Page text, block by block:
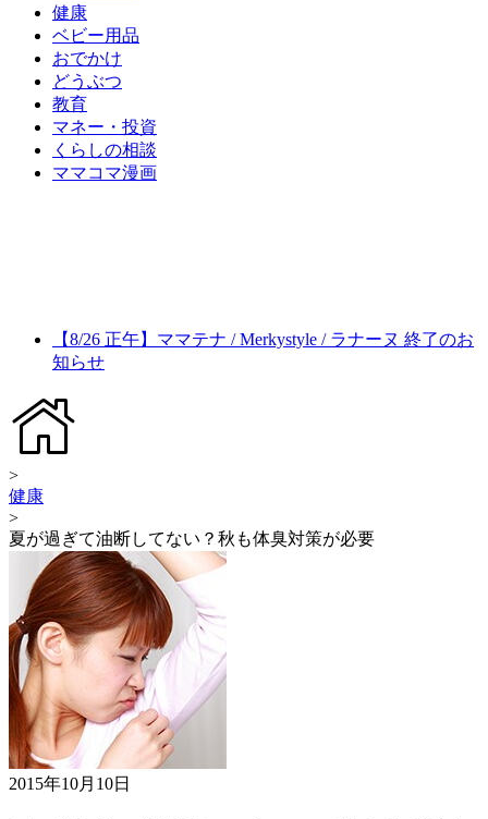
健康
ベビー用品
おでかけ
どうぶつ
教育
マネー・投資
くらしの相談
ママコマ漫画
【8/26 正午】ママテナ / Merkystyle / ラナーヌ 終了のお
知らせ
>
健康
>
夏が過ぎて油断してない？秋も体臭対策が必要
2015年10月10日